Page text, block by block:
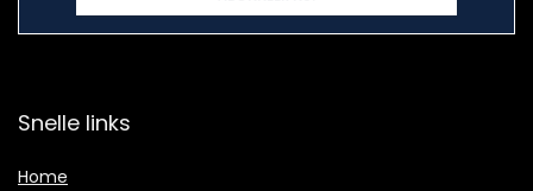
Snelle links
Home